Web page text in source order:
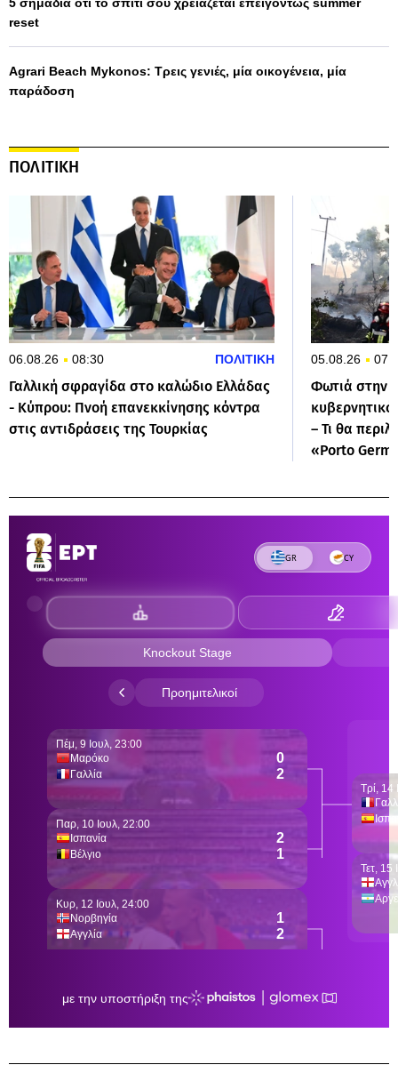
reset
Agrari Beach Mykonos: Τρεις γενιές, μία οικογένεια, μία
παράδοση
ΠΟΛΙΤΙΚΗ
06.08.26 08:30 ΠΟΛΙΤΙΚΗ
Γαλλική σφραγίδα στο καλώδιο Ελλάδας
- Κύπρου: Πνοή επανεκκίνησης κόντρα
στις αντιδράσεις της Τουρκίας
05.08.26
Φωτιά στην
κυβερνητικό
– Τι θα
«Porto